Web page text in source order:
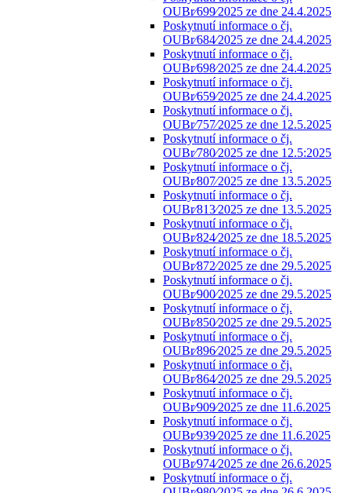
OUBr⁄699⁄2025 ze dne 24.4.2025
Poskytnutí informace o čj.
OUBr⁄684⁄2025 ze dne 24.4.2025
Poskytnutí informace o čj.
OUBr⁄698⁄2025 ze dne 24.4.2025
Poskytnutí informace o čj.
OUBr⁄659⁄2025 ze dne 24.4.2025
Poskytnutí informace o čj.
OUBr⁄757⁄2025 ze dne 12.5.2025
Poskytnutí informace o čj.
OUBr⁄780⁄2025 ze dne 12.5:2025
Poskytnutí informace o čj.
OUBr⁄807⁄2025 ze dne 13.5.2025
Poskytnutí informace o čj.
OUBr⁄813⁄2025 ze dne 13.5.2025
Poskytnutí informace o čj.
OUBr⁄824⁄2025 ze dne 18.5.2025
Poskytnutí informace o čj.
OUBr⁄872⁄2025 ze dne 29.5.2025
Poskytnutí informace o čj.
OUBr⁄900⁄2025 ze dne 29.5.2025
Poskytnutí informace o čj.
OUBr⁄850⁄2025 ze dne 29.5.2025
Poskytnutí informace o čj.
OUBr⁄896⁄2025 ze dne 29.5.2025
Poskytnutí informace o čj.
OUBr⁄864⁄2025 ze dne 29.5.2025
Poskytnutí informace o čj.
OUBr⁄909⁄2025 ze dne 11.6.2025
Poskytnutí informace o čj.
OUBr⁄939⁄2025 ze dne 11.6.2025
Poskytnutí informace o čj.
OUBr⁄974⁄2025 ze dne 26.6.2025
Poskytnutí informace o čj.